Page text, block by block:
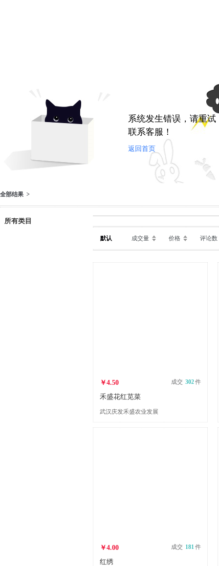
系统发生错误，请重
联系客服！
返回首页
全部结果 >
所有类目
默认 成交量 价格 评论数
￥4.50 成交 302件
禾盛花红苋菜
武汉庆发禾盛农业发展
公司
￥4.00 成交 181件
红绣